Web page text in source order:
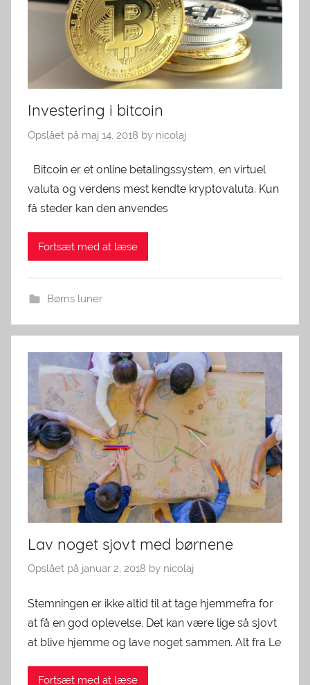
Investering i bitcoin
Opslået på maj 14, 2018 by nicolaj
Bitcoin er et online betalingssystem, en virtuel
valuta og verdens mest kendte kryptovaluta. Kun
få steder kan den anvendes
Fortsæt med at læse
Børns luner
Lav noget sjovt med børnene
Opslået på januar 2, 2018 by nicolaj
Stemningen er ikke altid til at tage hjemmefra for
at få en god oplevelse. Det kan være lige så sjovt
at blive hjemme og lave noget sammen. Alt fra Le
Fortsæt med at læse